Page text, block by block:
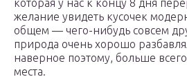
которая у нас к концу 8 дня
желание увидеть кусочек
общем — чего-нибудь совсем
природа очень хорошо
наверное поэтому, больше
места.